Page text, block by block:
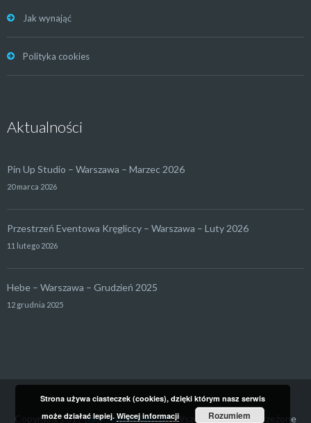
Jak wynająć
Polityka cookies
Aktualności
Pin Up Studio – Warszawa – Marzec 2026
20 marca 2026
Przestrzeń Eventowa Kręgliccy – Warszawa – Luty 2026
11 lutego 2026
Hebe – Warszawa – Grudzień 2025
12 grudnia 2025
Copyright 2017Backstage4Rent.pl| Wszelkie prawa zastrzeżone
Strona używa ciasteczek (cookies), dzięki którym nasz serwis
może działać lepiej.Więcej informacji Rozumiem